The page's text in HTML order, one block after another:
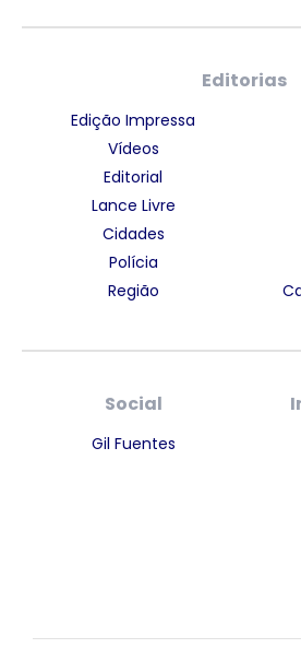
Editorias
Edição Impressa
Vídeos
Editorial
Lance Livre
Cidades
Polícia
Região
Social
Gil Fuentes